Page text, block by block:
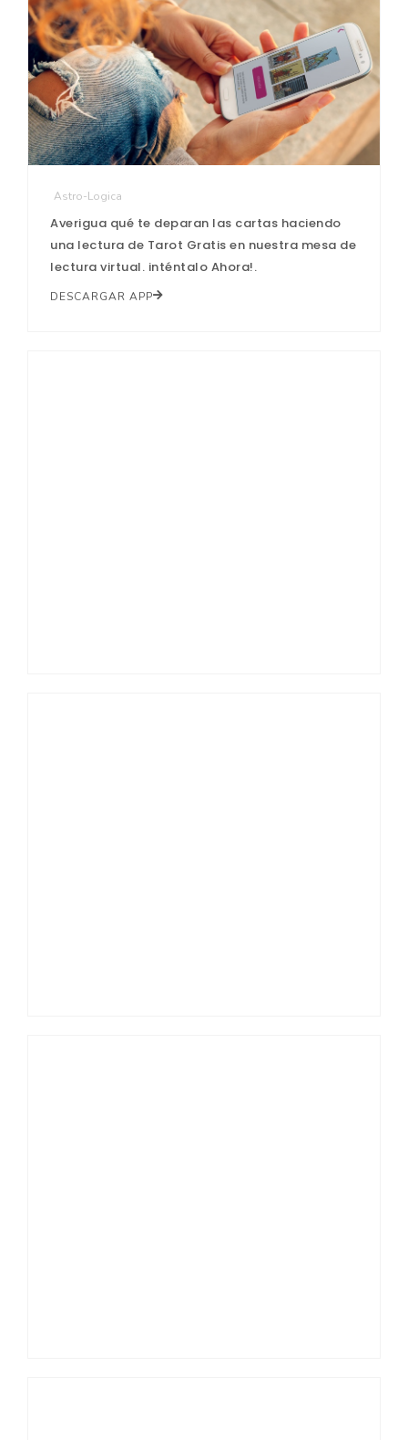
Astro-Logica
Averigua qué te deparan las cartas haciendo
una lectura de Tarot Gratis en nuestra mesa de
lectura virtual. inténtalo Ahora!.
DESCARGAR APP